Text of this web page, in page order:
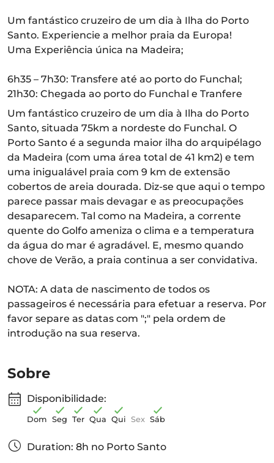
Um fantástico cruzeiro de um dia à Ilha do Porto
Santo. Experiencie a melhor praia da Europa!
Uma Experiência única na Madeira;
6h35 – 7h30: Transfere até ao porto do Funchal;
21h30: Chegada ao porto do Funchal e Tranfere
Um fantástico cruzeiro de um dia à Ilha do Porto
Santo, situada 75km a nordeste do Funchal. O
Porto Santo é a segunda maior ilha do arquipélago
da Madeira (com uma área total de 41 km2) e tem
uma inigualável praia com 9 km de extensão
cobertos de areia dourada. Diz-se que aqui o tempo
parece passar mais devagar e as preocupações
desaparecem. Tal como na Madeira, a corrente
quente do Golfo ameniza o clima e a temperatura
da água do mar é agradável. E, mesmo quando
chove de Verão, a praia continua a ser convidativa.
NOTA: A data de nascimento de todos os
passageiros é necessária para efetuar a reserva. Por
favor separe as datas com ";" pela ordem de
introdução na sua reserva.
Sobre
Disponibilidade:
Dom Seg Ter Qua Qui Sex Sáb
Duration: 8h no Porto Santo